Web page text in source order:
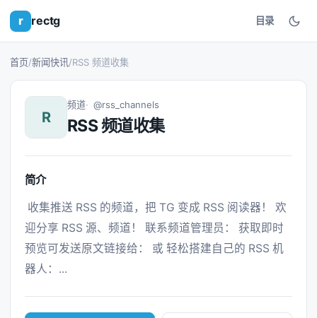
r rectg 目录
首页/新闻快讯/RSS 频道收集
R
频道 @rss_channels
RSS 频道收集
简介
迎分享 RSS 源、频道！ 联系频道管理员： 获取即时
预览可发送原文链接给： 或 轻松搭建自己的 RSS 机
器人：...